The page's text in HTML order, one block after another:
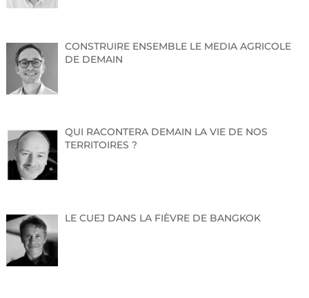
CONSTRUIRE ENSEMBLE LE MEDIA AGRICOLE
DE DEMAIN
QUI RACONTERA DEMAIN LA VIE DE NOS
TERRITOIRES ?
LE CUEJ DANS LA FIÈVRE DE BANGKOK